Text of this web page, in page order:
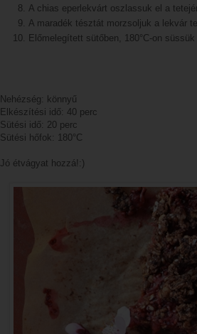
A chias eperlekvárt oszlassuk el a
A maradék tésztát morzsoljuk a lekvár
Előmelegített sütőben, 180°C-on süssük
Nehézség: könnyű
Elkészítési idő: 40 perc
Sütési idő: 20 perc
Sütési hőfok: 180°C
Jó étvágyat hozzá!:)